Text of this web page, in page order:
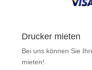
Drucker mieten
Bei uns können Sie
mieten!